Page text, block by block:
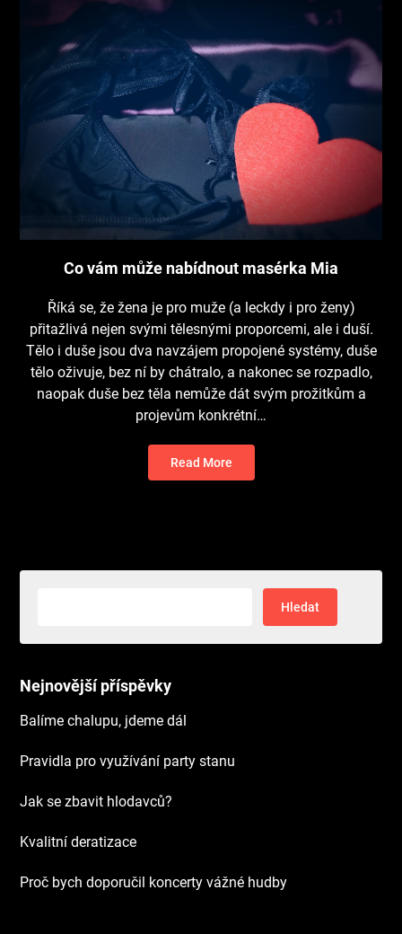
Co vám může nabídnout masérka Mia
Říká se, že žena je pro muže (a leckdy i pro ženy)
přitažlivá nejen svými tělesnými proporcemi, ale i duší.
Tělo i duše jsou dva navzájem propojené systémy, duše
tělo oživuje, bez ní by chátralo, a nakonec se rozpadlo,
naopak duše bez těla nemůže dát svým prožitkům a
projevům konkrétní…
Read More
Nejnovější příspěvky
Balíme chalupu, jdeme dál
Pravidla pro využívání party stanu
Jak se zbavit hlodavců?
Kvalitní deratizace
Proč bych doporučil koncerty vážné hudby